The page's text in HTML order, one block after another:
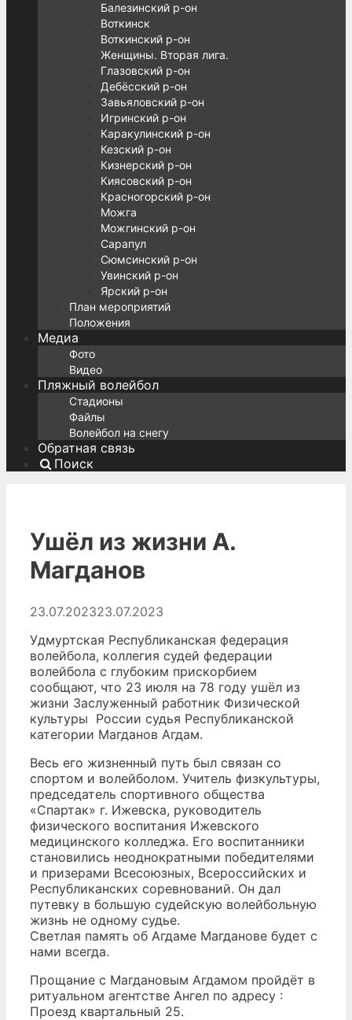
Балезинский р-он
Воткинск
Воткинский р-он
Женщины. Вторая лига.
Глазовский р-он
Дебёсский р-он
Завьяловский р-он
Игринский р-он
Каракулинский р-он
Кезский р-он
Кизнерский р-он
Киясовский р-он
Красногорский р-он
Можга
Можгинский р-он
Сарапул
Сюмсинский р-он
Увинский р-он
Ярский р-он
План мероприятий
Положения
Медиа
Фото
Видео
Пляжный волейбол
Стадионы
Файлы
Волейбол на снегу
Обратная связь
Поиск
Ушёл из жизни А.
Магданов
23.07.202323.07.2023
Удмуртская Республиканская федерация
волейбола, коллегия судей федерации
волейбола с глубоким прискорбием
сообщают, что 23 июля на 78 году ушёл из
жизни Заслуженный работник Физической
культуры России судья Республиканской
категории Магданов Агдам.
Весь его жизненный путь был связан со
спортом и волейболом. Учитель физкультуры,
председатель спортивного общества
«Спартак» г. Ижевска, руководитель
физического воспитания Ижевского
медицинского колледжа. Его воспитанники
становились неоднократными победителями
и призерами Всесоюзных, Всероссийских и
Республиканских соревнований. Он дал
путевку в большую судейскую волейбольную
жизнь не одному судье.
Светлая память об Агдаме Магданове будет с
нами всегда.
Прощание с Магдановым Агдамом пройдёт в
ритуальном агентстве Ангел по адресу :
Проезд квартальный 25.